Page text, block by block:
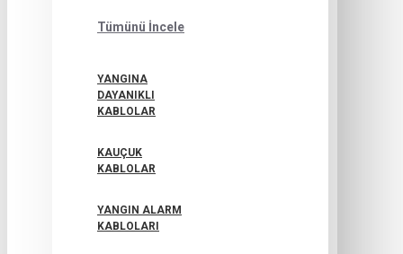
Tümünü İncele
YANGINA
DAYANIKLI
KABLOLAR
KAUÇUK
KABLOLAR
YANGIN ALARM
KABLOLARI